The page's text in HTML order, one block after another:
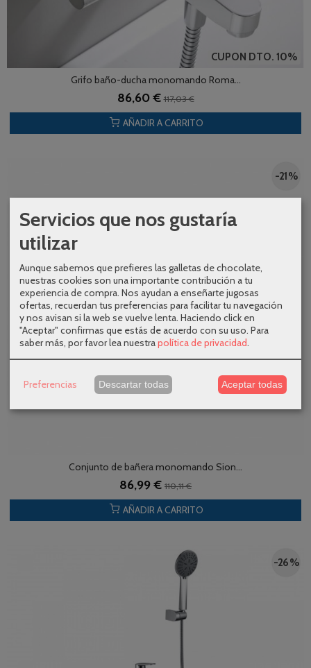
CUPON DTO. 10%
Grifo baño-ducha monomando Roma...
86,60 €117,03 €
AÑADIR A CARRITO
-21 %
Conjunto de bañera monomando Sion...
86,99 € 110,11 €
AÑADIR A CARRITO
-26 %
Servicios que nos gustaría
utilizar
Aunque sabemos que prefieres las galletas de chocolate,
nuestras cookies son una importante contribución a tu
experiencia de compra. Nos ayudan a enseñarte jugosas
ofertas, recuerdan tus preferencias para facilitar tu navegación
y nos avisan si la web se vuelve lenta. Haciendo click en
"Aceptar" confirmas que estás de acuerdo con su uso. Para
saber más, por favor lea nuestrapolítica de privacidad
Preferencias Descartar todas Aceptar todas